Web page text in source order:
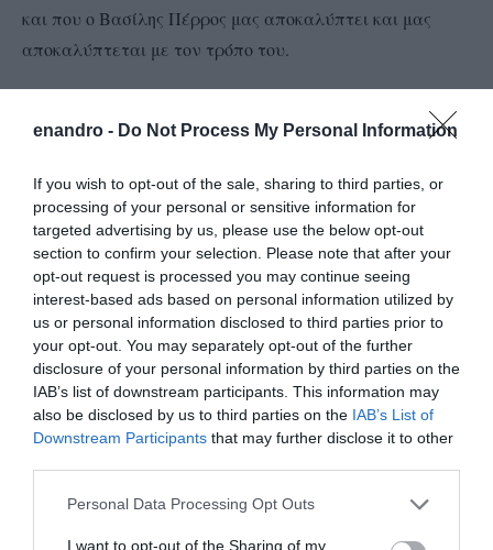
enandro - Do Not Process My Personal Information
If you wish to opt-out of the sale, sharing to third parties, or
processing of your personal or sensitive information for
targeted advertising by us, please use the below opt-out
section to confirm your selection. Please note that after your
opt-out request is processed you may continue seeing
interest-based ads based on personal information utilized by
us or personal information disclosed to third parties prior to
your opt-out. You may separately opt-out of the further
disclosure of your personal information by third parties on the
IAB’s list of downstream participants. This information may
also be disclosed by us to third parties on the IAB’s List of
Downstream Participants that may further disclose it to other
Please note that this website/app uses one or more Google
not limited to your visit or usage behaviour. You may click to
Personal Data Processing Opt Outs
I want to opt-out of the Sharing of my
και που ο Βασίλης Πέρρος μας αποκαλύπτει και μας
αποκαλύπτεται με τον τρόπο του.
Πριν κλείσουμε την βιαστική περιδιάβαση μας που έγινε
κατά την διάρκεια του στησίματος της έκθεσης δύο λόγια
για τούτο το σημερινό άνοιγμα και την περιγραφή μας